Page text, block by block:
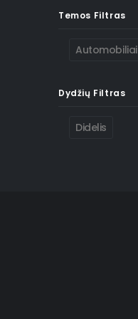
Temos Filtras
Automobiliai
Dydžių Filtras
Didelis